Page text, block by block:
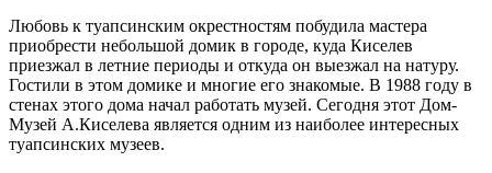
Любовь к туапсинским окрестностям побудила мастера
приобрести небольшой домик в городе, куда Киселев
приезжал в летние периоды и откуда он выезжал на натуру.
Гостили в этом домике и многие его знакомые. В 1988 году в
стенах этого дома начал работать музей. Сегодня этот Дом-
Музей А.Киселева является одним из наиболее интересных
туапсинских музеев.